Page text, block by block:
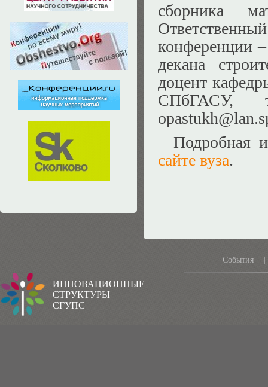
сборника
конференции
декана
доцент
СПбГАСУ,
Подробная
сайте вуза.
События |
ИННОВАЦИОННЫЕ
СТРУКТУРЫ
СГУПС